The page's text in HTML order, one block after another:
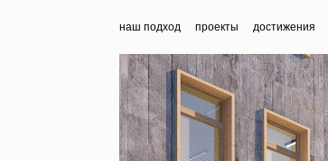
наш подход проекты достижения